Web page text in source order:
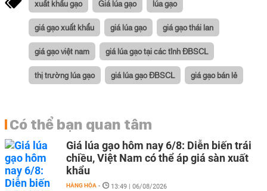
xuất khẩu gạo Giá lúa gạo lúa gạo
giá gạo xuất khẩu giá lúa gạo giá gạo thái lan
giá gạo việt nam giá lúa gạo tại các tỉnh ĐBSCL
thị trường lúa gạo giá lúa gạo ĐBSCL giá gạo bán lẻ
Có thể bạn quan tâm
Giá lúa gạo hôm nay 6/8: Diễn biến trái
chiều, Việt Nam có thể áp giá sàn xuất
khẩu
HÀNG HÓA - 13:49 | 06/08/2026